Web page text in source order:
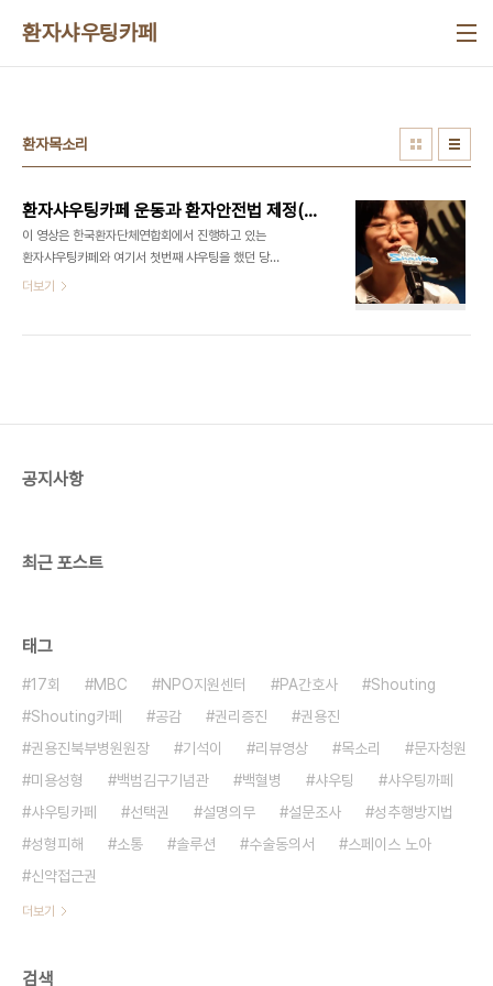
환자샤우팅카페
환자목소리
환자샤우팅카페 운동과 환자안전법 제정(제1회 환자안전의날 기념 영상)
이 영상은 한국환자단체연합회에서 진행하고 있는
환자샤우팅카페와 여기서 첫번째 샤우팅을 했던 당
시 9살 정종현 군의 엄마 김영희 씨와 저희 단체가
더보기
공지사항
최근 포스트
태그
17회 MBC NPO지원센터 PA간호사
Shouting
Shouting카페
공감 권리증진
권용진
권용진북부병원원장
기석이 리뷰영상 목소리
문자청원
미용성형
백범김구기념관 백혈병 샤우팅
샤우팅까페
샤우팅카페
선택권 설명의무 설문조사
성추행방지법
성형피해
소통 솔루션 수술동의서
스페이스 노아
신약접근권
더보기
검색